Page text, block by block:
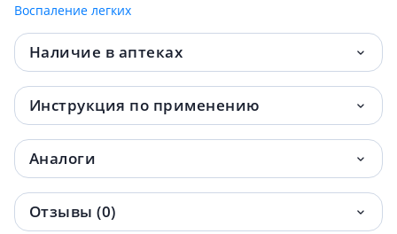
Воспаление легких
Наличие в аптеках
Инструкция по применению
Аналоги
Отзывы (0)